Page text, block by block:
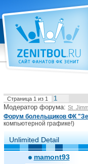
Страница 1 из 1
1
Модератор форума:
Форум болельщиков ФК
компьютерной графике!)
Unlimited Detail
mamont93